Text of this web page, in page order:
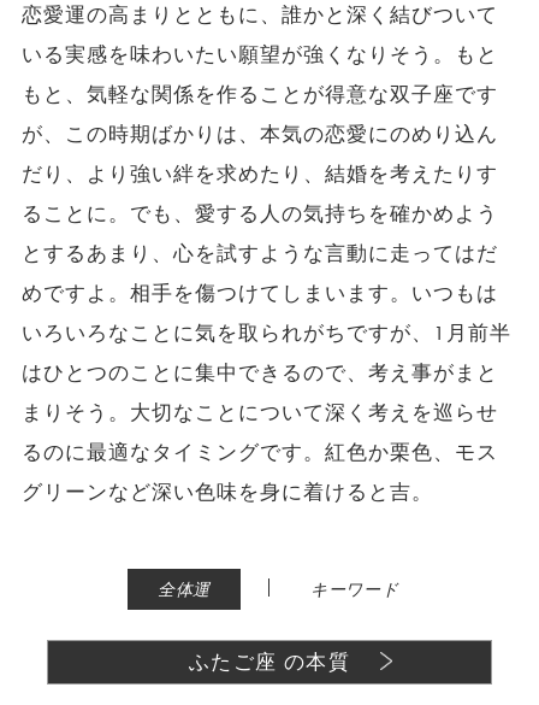
恋愛運の高まりとともに、誰かと深く結びついて
いる実感を味わいたい願望が強くなりそう。もと
もと、気軽な関係を作ることが得意な双子座です
が、この時期ばかりは、本気の恋愛にのめり込ん
だり、より強い絆を求めたり、結婚を考えたりす
ることに。でも、愛する人の気持ちを確かめよう
とするあまり、心を試すような言動に走ってはだ
めですよ。相手を傷つけてしまいます。いつもは
いろいろなことに気を取られがちですが、1月前半
はひとつのことに集中できるので、考え事がまと
まりそう。大切なことについて深く考えを巡らせ
るのに最適なタイミングです。紅色か栗色、モス
グリーンなど深い色味を身に着けると吉。
全体運 | キーワード
ふたご座 の本質